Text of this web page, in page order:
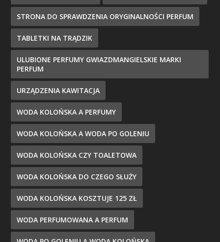
STRONA DO SPRAWDZENIA ORYGINALNOŚCI PERFUM
TABLETKI NA TRĄDZIK
ULUBIONE PERFUMY GWIAZDMANGIELSKIE MARKI
PERFUM
URZĄDZENIA KAWITACJA
WODA KOLOŃSKA A PERFUMY
WODA KOLOŃSKA A WODA PO GOLENIU
WODA KOLOŃSKA CZY TOALETOWA
WODA KOLOŃSKA DO CZEGO SŁUŻY
WODA KOLOŃSKA KOSZTUJE 125 ZŁ
WODA PERFUMOWANA A PERFUM